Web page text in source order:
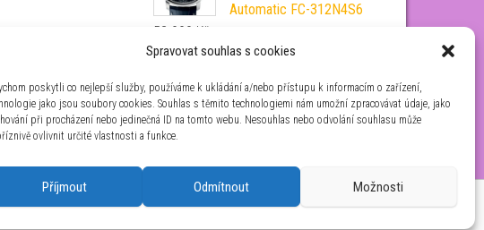
Spravovat souhlas s cookies
poskytli co nejlepší služby, používáme k ukládání a/nebo přístupu k informacím o zařízení,
jako jsou soubory cookies. Souhlas s těmito technologiemi nám umožní zpracovávat údaje, jako
při procházení nebo jedinečná ID na tomto webu. Nesouhlas nebo odvolání souhlasu může
ovlivnit určité vlastnosti a funkce.
Příjmout Odmítnout Možnosti
Automatic FC-312N4S6
53 990 Kč
Citizen Tsuyosa Automatic
37 mm NJ0200-50L
8 200Kč
228/3 Praha 4 IČ: 26454424